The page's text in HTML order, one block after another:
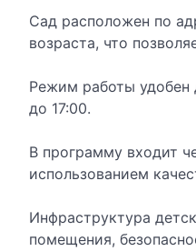
Сад расположен по
возраста, что
Режим работы удобен
до 17:00.
В программу входит
использованием
Инфраструктура
помещения,